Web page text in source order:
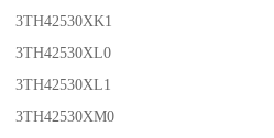
3TH42530XK1
3TH42530XL0
3TH42530XL1
3TH42530XM0